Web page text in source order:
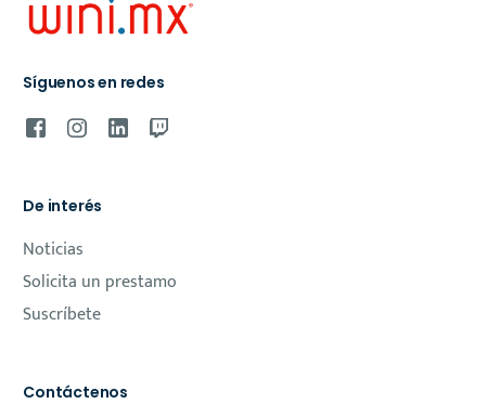
Síguenos en redes
De interés
Noticias
Solicita un prestamo
Suscríbete
Contáctenos